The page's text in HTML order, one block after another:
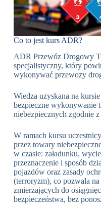
Co to jest kurs ADR?
ADR Przewóz Drogowy
specjalistyczny, który
wykonywać przewozy
Wiedza uzyskana na
bezpieczne wykonywanie
niebezpiecznych zgodnie
W ramach kursu
przez towary
w czasie: załadunku,
przeznaczenie i sposób
pojazdów oraz zasady
(terroryzm), co pozwala
zmierzających do
bezpieczeństwa, bez